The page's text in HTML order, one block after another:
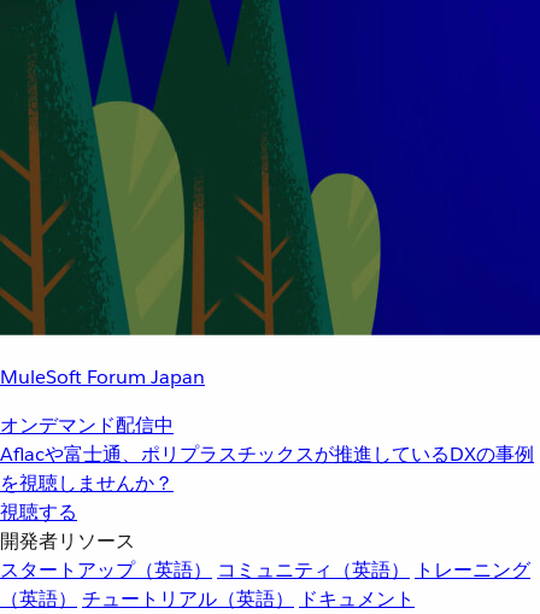
MuleSoft Forum Japan
オンデマンド配信中
Aflacや富士通、ポリプラスチックスが推進しているDXの事例
を視聴しませんか？
視聴する
開発者リソース
スタートアップ（英語）
コミュニティ（英語）
トレーニング
（英語）
チュートリアル（英語）
ドキュメント